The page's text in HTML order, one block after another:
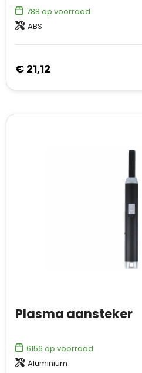
788 op voorraad
ABS
€ 21,12
Plasma aansteker
6156 op voorraad
Aluminium